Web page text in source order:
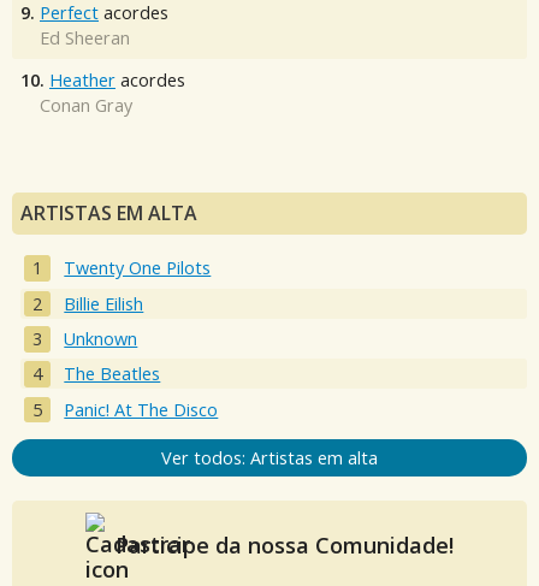
9. Perfect acordes
Ed Sheeran
10. Heather acordes
Conan Gray
ARTISTAS EM ALTA
Twenty One Pilots
Billie Eilish
Unknown
The Beatles
Panic! At The Disco
Ver todos: Artistas em alta
Participe da nossa Comunidade!